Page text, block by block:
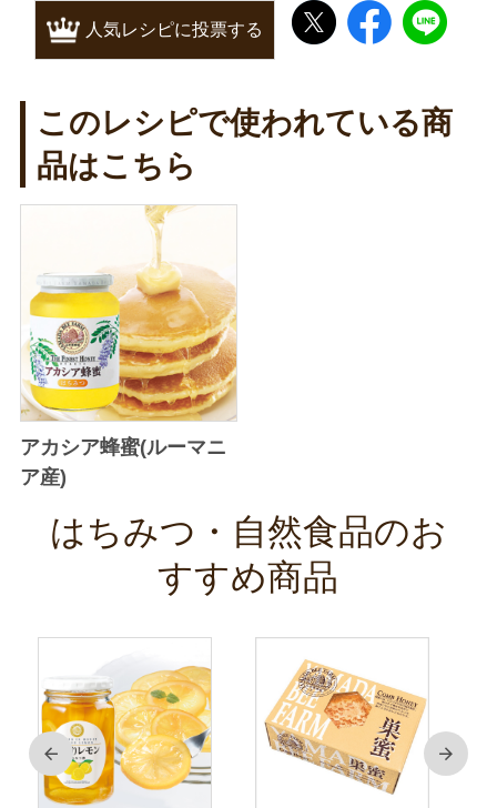
人気レシピに投票する
このレシピで使われている商
品はこちら
アカシア蜂蜜(ルーマニ
ア産)
はちみつ・自然食品のお
すすめ商品
前 次